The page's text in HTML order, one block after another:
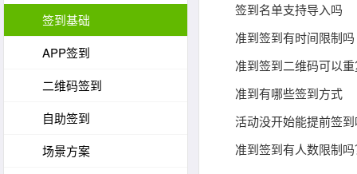
签到基础
APP签到
二维码签到
自助签到
场景方案
签到名单支持导入吗
准到签到有时间限制吗
准到签到二维码可以
准到有哪些签到方式
活动没开始能提前签
准到签到有人数限制